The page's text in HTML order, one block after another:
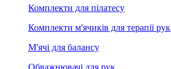
Комплекти для пілатесу
Комплекти м'ячиків для терапії рук
М'ячі для балансу
Обважнювачі для рук